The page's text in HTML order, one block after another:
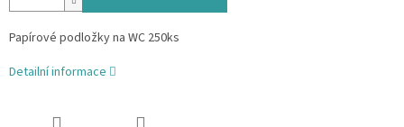
Papírové podložky na WC 250ks
Detailní informace